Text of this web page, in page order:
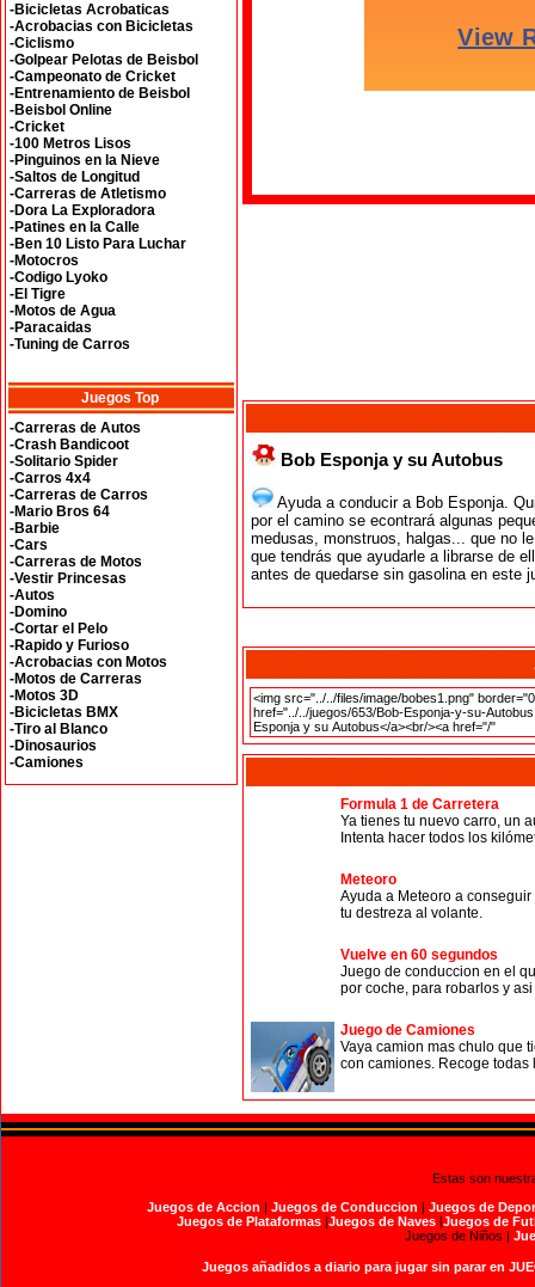
-Bicicletas Acrobaticas
-Acrobacias con Bicicletas
-Ciclismo
-Golpear Pelotas de Beisbol
-Campeonato de Cricket
-Entrenamiento de Beisbol
-Beisbol Online
-Cricket
-100 Metros Lisos
-Pinguinos en la Nieve
-Saltos de Longitud
-Carreras de Atletismo
-Dora La Exploradora
-Patines en la Calle
-Ben 10 Listo Para Luchar
-Motocros
-Codigo Lyoko
-El Tigre
-Motos de Agua
-Paracaidas
-Tuning de Carros
Juegos Top
-Carreras de Autos
-Crash Bandicoot
-Solitario Spider
-Carros 4x4
-Carreras de Carros
-Mario Bros 64
-Barbie
-Cars
-Carreras de Motos
-Vestir Princesas
-Autos
-Domino
-Cortar el Pelo
-Rapido y Furioso
-Acrobacias con Motos
-Motos de Carreras
-Motos 3D
-Bicicletas BMX
-Tiro al Blanco
-Dinosaurios
-Camiones
Bob Esponja y su Autobus
Ayuda a conducir a Bob Esponja.
por el camino se econtrará algunas
medusas, monstruos, halgas... que no
que tendrás que ayudarle a librarse de
antes de quedarse sin gasolina en este
Formula 1 de Carretera
Ya tienes tu nuevo carro, un
Intenta hacer todos los
Meteoro
Ayuda a Meteoro a
tu destreza al volante.
Vuelve en 60 segundos
Juego de conduccion en el
por coche, para robarlos y
Juego de Camiones
Vaya camion mas chulo que
con camiones. Recoge todas
Estas son
Juegos de Accion | Juegos de Conduccion | Juegos de
Juegos de Plataformas|Juegos de Naves|Juegos de
Juegos de Niños |
Juegos añadidos a diario para jugar sin parar en